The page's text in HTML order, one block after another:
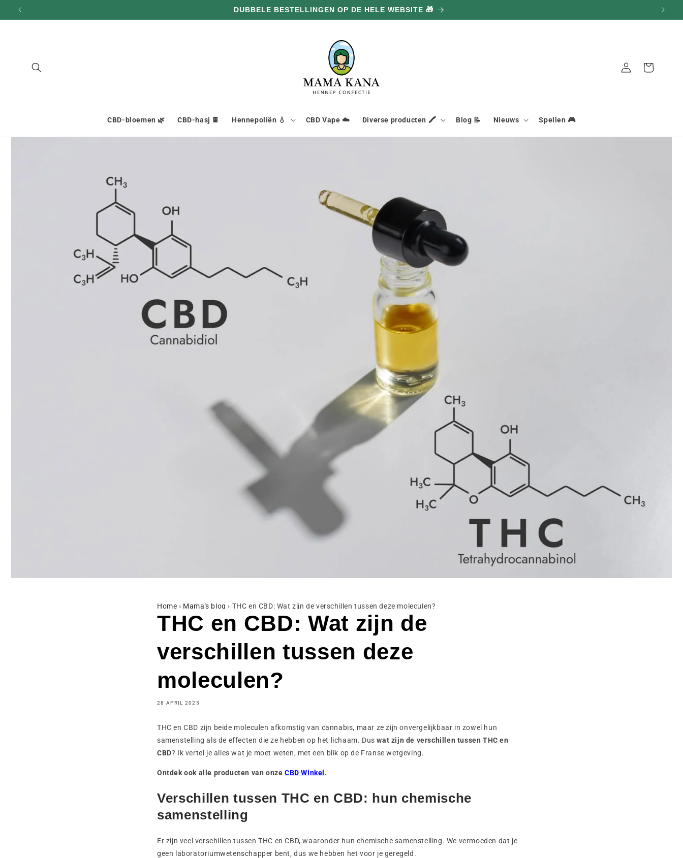
doorgaan
naar
DUBBELE BESTELLINGEN OP DE HELE WEBSITE 🎁
CBD-bloemen 🌿 CBD-hasj 🍫 Hennepoliën 💧 CBD Vape ☁️ Diverse producten 🖍️ Blog 📝 Nieuws Spellen 🎮
AansluitingMand
Home › Mama's blog › THC en CBD: Wat zijn de verschillen tussen deze moleculen?
THC en CBD: Wat zijn de
verschillen tussen deze
moleculen?
28 APRIL 2023
THC en CBD zijn beide moleculen afkomstig van cannabis, maar ze zijn onvergelijkbaar in zowel hun
samenstelling als de effecten die ze hebben op het lichaam. Duswat zijn de verschillen tussen THC en
CBD? Ik vertel je alles wat je moet weten, met een blik op de Franse wetgeving.
Ontdek ook alle producten van onzeCBD Winkel.
Verschillen tussen THC en CBD: hun chemische
samenstelling
Er zijn veel verschillen tussen THC en CBD, waaronder hun chemische samenstelling. We vermoeden dat je
geen laboratoriumwetenschapper bent, dus we hebben het voor je geregeld.